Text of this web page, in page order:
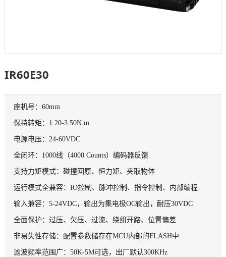
IR60E30
座机号：60mm
保持转矩：1.20-3.50N.m
电源电压：24-60VDC
全闭环：1000线（4000 Counts）编码器反馈
支持力矩模式：碰撞回原、恒力矩、夹取物体
运行模式全兼容：IO控制、脉冲控制、指令控制、内部编程
输入兼容：5-24VDC，输出为集电极OC输出，耐压30VDC
全面保护：过压、欠压、过流、绕组开路、位置偏差
非易失性存储：配置参数储存在MCU内部的FLASH中
滤波频率范围广：50K-5M可选，出厂默认300KHz